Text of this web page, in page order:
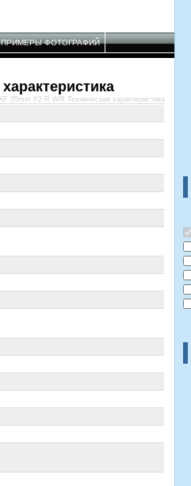
ПРИМЕРЫ ФОТОГРАФИЙ
35mm f/2 R WR Техническая характеристика